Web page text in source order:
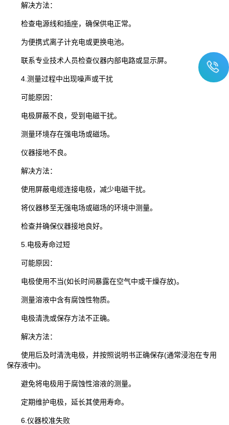
解决方法：​
检查电源线和插座，确保供电正常。
为便携式离子计充电或更换电池。
联系专业技术人员检查仪器内部电路或显示屏。
4.​测量过程中出现噪声或干扰
可能原因：​
电极屏蔽不良，受到电磁干扰。
测量环境存在强电场或磁场。
仪器接地不良。
解决方法：​
使用屏蔽电缆连接电极，减少电磁干扰。
将仪器移至无强电场或磁场的环境中测量。
检查并确保仪器接地良好。
5.​电极寿命过短
可能原因：​
电极使用不当(如长时间暴露在空气中或干燥存放)。
测量溶液中含有腐蚀性物质。
电极清洗或保存方法不正确。
解决方法：​
使用后及时清洗电极，并按照说明书正确保存(通常浸泡在专用
保存液中)。
避免将电极用于腐蚀性溶液的测量。
定期维护电极，延长其使用寿命。
6.​仪器校准失败